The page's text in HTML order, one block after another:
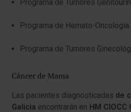
Programa de Tumores
Programa de Hemato-Oncología.
Programa de Tumores
Cáncer de Mama
Las pacientes diagnosticadas de
Galicia encontrarán en HM CIOCC